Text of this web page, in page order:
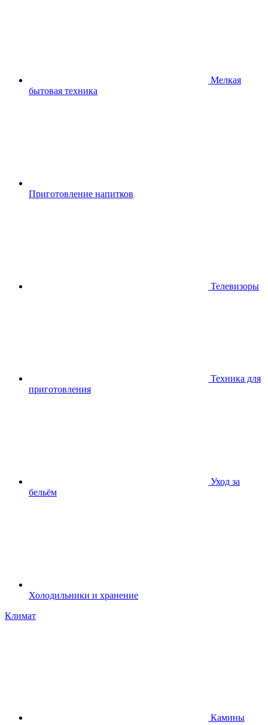
Мелкая
бытовая техника
Приготовление напитков
Телевизоры
Техника для
приготовления
Уход за
бельём
Холодильники и хранение
Климат
Камины